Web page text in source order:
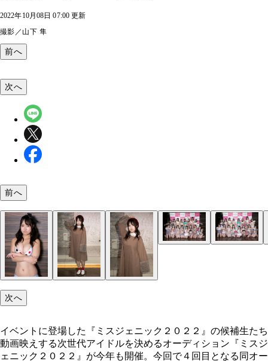
2022年10月08日 07:00 更新
撮影／山下 隼
前へ
次へ
前へ
次へ
イベントに登場した『ミスジェニック２０２２』の候補生たち
動画映えする次世代アイドルを決めるオーディション『ミスジ
ェニック２０２２』が今年も開催。今回で４回目となる同オー